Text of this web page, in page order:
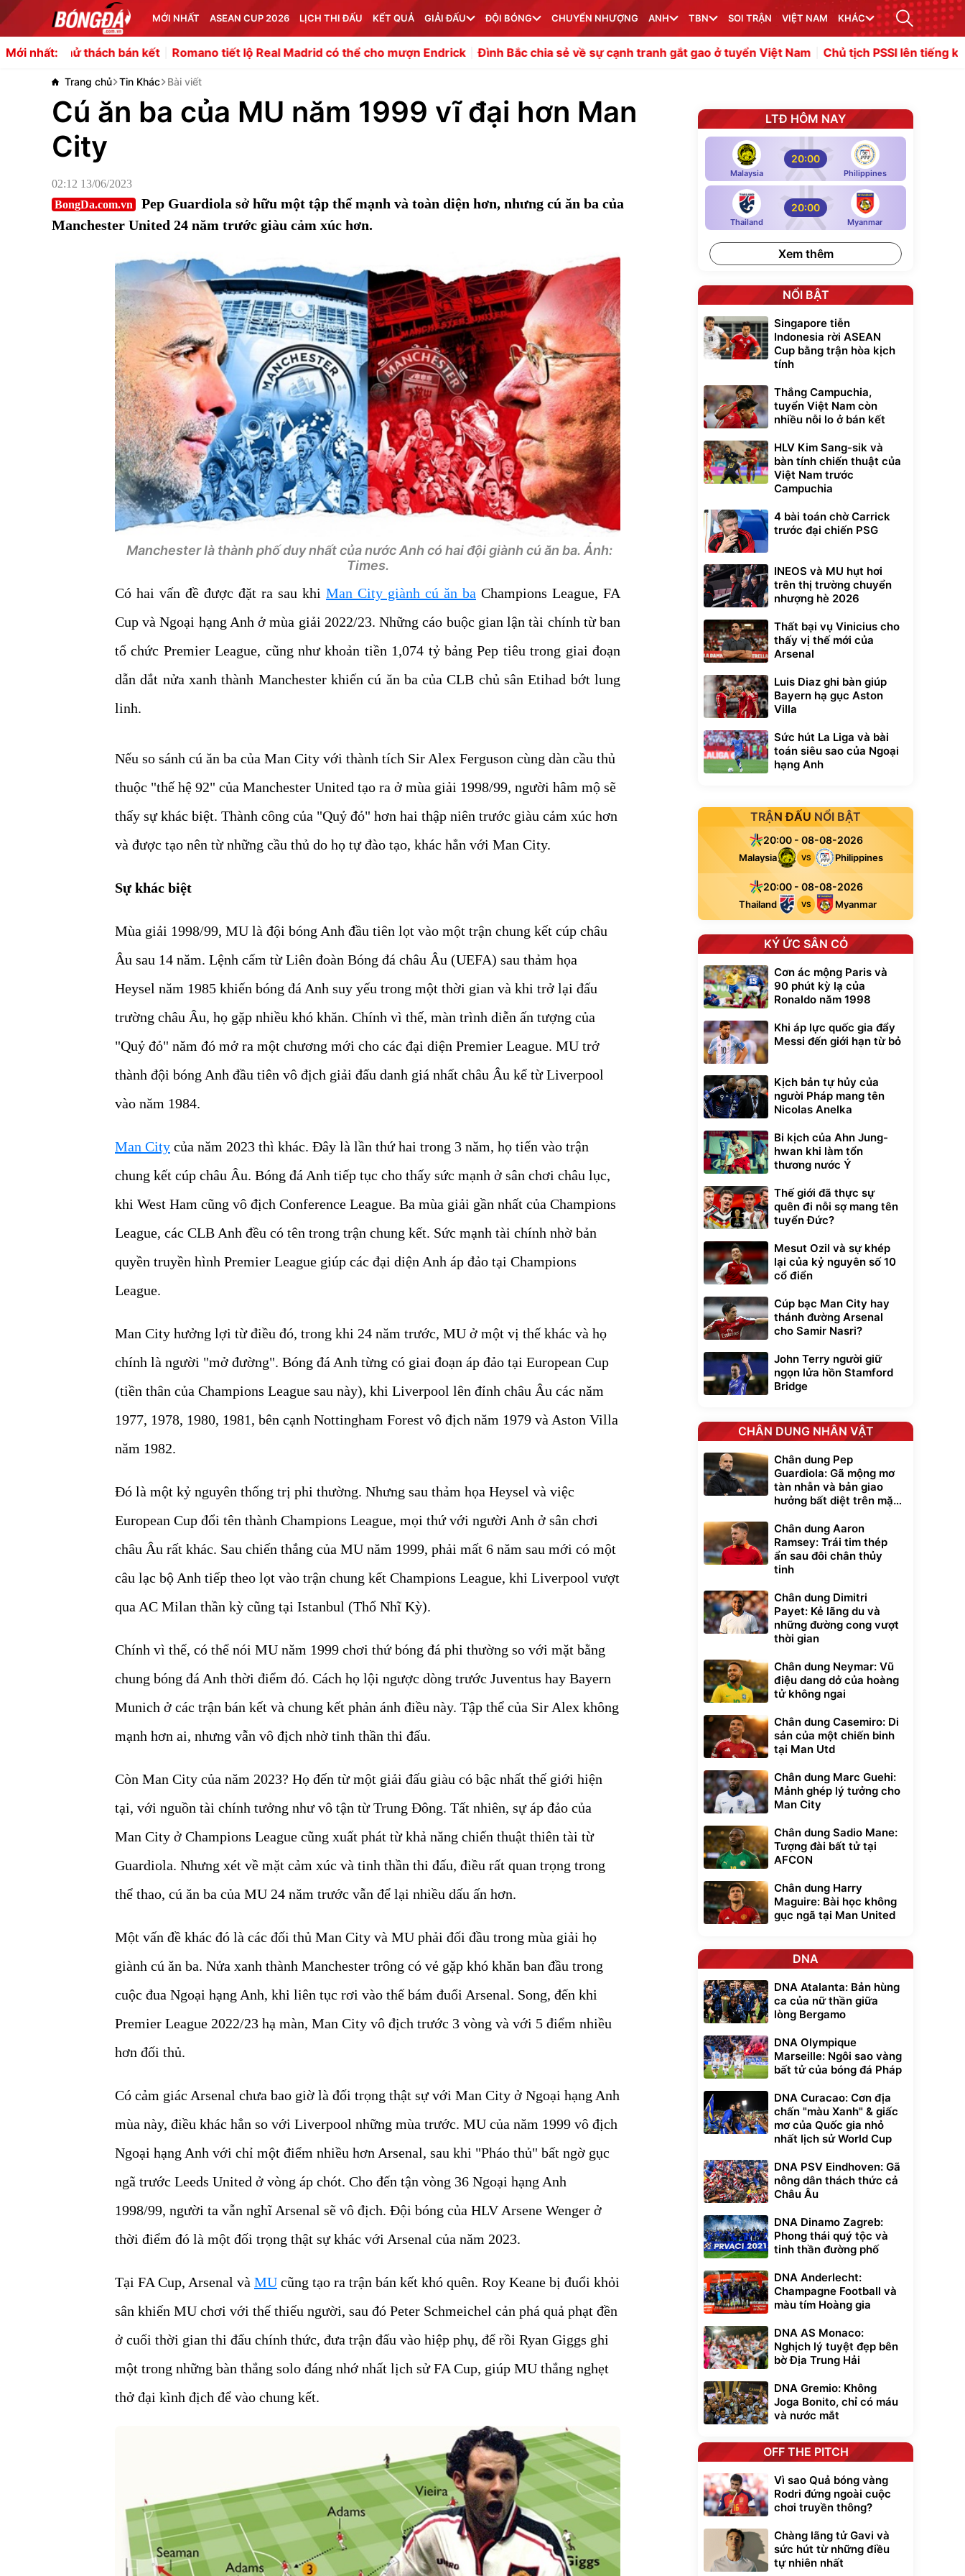
MỚI NHẤT ASEAN CUP 2026 LỊCH THI ĐẤU KẾT QUẢ GIẢI ĐẤU ĐỘI BÓNG CHUYỂN NHƯỢNG ANH TBN SOI TRẬN VIỆT NAM KHÁC
Mới nhất:
thách bán kết Romano tiết lộ Real Madrid có thể cho mượn Endrick Đình Bắc chia sẻ về sự cạnh tranh gắt gao ở tuyển Việt Nam Chủ tịch PSSI lên tiếng khi
Trang chủ Tin Khác Bài viết
Cú ăn ba của MU năm 1999 vĩ đại hơn Man
City
02:12 13/06/2023
BongDa.com.vn
Pep Guardiola sở hữu một tập thể mạnh và toàn diện hơn, nhưng cú ăn ba của
Manchester United 24 năm trước giàu cảm xúc hơn.
Manchester là thành phố duy nhất của nước Anh có hai đội giành cú ăn ba. Ảnh:
Times.
Có hai vấn đề được đặt ra sau khi Man City giành cú ăn ba Champions League, FA
Cup và Ngoại hạng Anh ở mùa giải 2022/23. Những cáo buộc gian lận tài chính từ ban
tổ chức Premier League, cũng như khoản tiền 1,074 tỷ bảng Pep tiêu trong giai đoạn
dẫn dắt nửa xanh thành Manchester khiến cú ăn ba của CLB chủ sân Etihad bớt lung
linh.
Nếu so sánh cú ăn ba của Man City với thành tích Sir Alex Ferguson cùng dàn cầu thủ
thuộc "thế hệ 92" của Manchester United tạo ra ở mùa giải 1998/99, người hâm mộ sẽ
thấy sự khác biệt. Thành công của "Quỷ đỏ" hơn hai thập niên trước giàu cảm xúc hơn
và được tạo nên từ những cầu thủ do họ tự đào tạo, khác hẳn với Man City.
Sự khác biệt
Mùa giải 1998/99, MU là đội bóng Anh đầu tiên lọt vào một trận chung kết cúp châu
Âu sau 14 năm. Lệnh cấm từ Liên đoàn Bóng đá châu Âu (UEFA) sau thảm họa
Heysel năm 1985 khiến bóng đá Anh suy yếu trong một thời gian và khi trở lại đấu
trường châu Âu, họ gặp nhiều khó khăn. Chính vì thế, màn trình diễn ấn tượng của
"Quỷ đỏ" năm đó mở ra một chương mới cho các đại diện Premier League. MU trở
thành đội bóng Anh đầu tiên vô địch giải đấu danh giá nhất châu Âu kể từ Liverpool
vào năm 1984.
Man City của năm 2023 thì khác. Đây là lần thứ hai trong 3 năm, họ tiến vào trận
chung kết cúp châu Âu. Bóng đá Anh tiếp tục cho thấy sức mạnh ở sân chơi châu lục,
khi West Ham cũng vô địch Conference League. Ba mùa giải gần nhất của Champions
League, các CLB Anh đều có tên trong trận chung kết. Sức mạnh tài chính nhờ bản
quyền truyền hình Premier League giúp các đại diện Anh áp đảo tại Champions
League.
Man City hưởng lợi từ điều đó, trong khi 24 năm trước, MU ở một vị thế khác và họ
chính là người "mở đường". Bóng đá Anh từng có giai đoạn áp đảo tại European Cup
(tiền thân của Champions League sau này), khi Liverpool lên đỉnh châu Âu các năm
1977, 1978, 1980, 1981, bên cạnh Nottingham Forest vô địch năm 1979 và Aston Villa
năm 1982.
Đó là một kỷ nguyên thống trị phi thường. Nhưng sau thảm họa Heysel và việc
European Cup đổi tên thành Champions League, mọi thứ với người Anh ở sân chơi
châu Âu rất khác. Sau chiến thắng của MU năm 1999, phải mất 6 năm sau mới có một
câu lạc bộ Anh tiếp theo lọt vào trận chung kết Champions League, khi Liverpool vượt
qua AC Milan thần kỳ cũng tại Istanbul (Thổ Nhĩ Kỳ).
Chính vì thế, có thể nói MU năm 1999 chơi thứ bóng đá phi thường so với mặt bằng
chung bóng đá Anh thời điểm đó. Cách họ lội ngược dòng trước Juventus hay Bayern
Munich ở các trận bán kết và chung kết phản ánh điều này. Tập thể của Sir Alex không
mạnh hơn ai, nhưng vẫn vô địch nhờ tinh thần thi đấu.
Còn Man City của năm 2023? Họ đến từ một giải đấu giàu có bậc nhất thế giới hiện
tại, với nguồn tài chính tưởng như vô tận từ Trung Đông. Tất nhiên, sự áp đảo của
Man City ở Champions League cũng xuất phát từ khả năng chiến thuật thiên tài từ
Guardiola. Nhưng xét về mặt cảm xúc và tinh thần thi đấu, điều rất quan trọng trong
thể thao, cú ăn ba của MU 24 năm trước vẫn để lại nhiều dấu ấn hơn.
Một vấn đề khác đó là các đối thủ Man City và MU phải đối đầu trong mùa giải họ
giành cú ăn ba. Nửa xanh thành Manchester trông có vẻ gặp khó khăn ban đầu trong
cuộc đua Ngoại hạng Anh, khi liên tục rơi vào thế bám đuổi Arsenal. Song, đến khi
Premier League 2022/23 hạ màn, Man City vô địch trước 3 vòng và với 5 điểm nhiều
hơn đối thủ.
Có cảm giác Arsenal chưa bao giờ là đối trọng thật sự với Man City ở Ngoại hạng Anh
mùa này, điều khác hẳn so với Liverpool những mùa trước. MU của năm 1999 vô địch
Ngoại hạng Anh với chỉ một điểm nhiều hơn Arsenal, sau khi "Pháo thủ" bất ngờ gục
ngã trước Leeds United ở vòng áp chót. Cho đến tận vòng 36 Ngoại hạng Anh
1998/99, người ta vẫn nghĩ Arsenal sẽ vô địch. Đội bóng của HLV Arsene Wenger ở
thời điểm đó là một đối trọng thật sự khác với Arsenal của năm 2023.
Tại FA Cup, Arsenal và MU cũng tạo ra trận bán kết khó quên. Roy Keane bị đuổi khỏi
sân khiến MU chơi với thế thiếu người, sau đó Peter Schmeichel cản phá quả phạt đền
ở cuối thời gian thi đấu chính thức, đưa trận đấu vào hiệp phụ, để rồi Ryan Giggs ghi
một trong những bàn thắng solo đáng nhớ nhất lịch sử FA Cup, giúp MU thắng nghẹt
thở đại kình địch để vào chung kết.
LTĐ HÔM NAY
Malaysia
20:00
Philippines
Thailand
20:00
Myanmar
Xem thêm
NỔI BẬT
Singapore tiễn
Indonesia rời ASEAN
Cup bằng trận hòa kịch
tính
Thắng Campuchia,
tuyển Việt Nam còn
nhiều nỗi lo ở bán kết
HLV Kim Sang-sik và
bàn tính chiến thuật của
Việt Nam trước
Campuchia
4 bài toán chờ Carrick
trước đại chiến PSG
INEOS và MU hụt hơi
trên thị trường chuyển
nhượng hè 2026
Thất bại vụ Vinicius cho
thấy vị thế mới của
Arsenal
Luis Diaz ghi bàn giúp
Bayern hạ gục Aston
Villa
Sức hút La Liga và bài
toán siêu sao của Ngoại
hạng Anh
TRẬN ĐẤU NỔI BẬT
20:00 - 08-08-2026
Malaysia VS Philippines
20:00 - 08-08-2026
Thailand VS Myanmar
KÝ ỨC SÂN CỎ
Cơn ác mộng Paris và
90 phút kỳ lạ của
Ronaldo năm 1998
Khi áp lực quốc gia đẩy
Messi đến giới hạn từ bỏ
Kịch bản tự hủy của
người Pháp mang tên
Nicolas Anelka
Bi kịch của Ahn Jung-
hwan khi làm tổn
thương nước Ý
Thế giới đã thực sự
quên đi nỗi sợ mang tên
tuyển Đức?
Mesut Ozil và sự khép
lại của kỷ nguyên số 10
cổ điển
Cúp bạc Man City hay
thánh đường Arsenal
cho Samir Nasri?
John Terry người giữ
ngọn lửa hồn Stamford
Bridge
CHÂN DUNG NHÂN VẬT
Chân dung Pep
Guardiola: Gã mộng mơ
tàn nhẫn và bản giao
hưởng bất diệt trên mặt
Chân dung Aaron
Ramsey: Trái tim thép
ẩn sau đôi chân thủy
tinh
Chân dung Dimitri
Payet: Kẻ lãng du và
những đường cong vượt
thời gian
Chân dung Neymar: Vũ
điệu dang dở của hoàng
tử không ngai
Chân dung Casemiro: Di
sản của một chiến binh
tại Man Utd
Chân dung Marc Guehi:
Mảnh ghép lý tưởng cho
Man City
Chân dung Sadio Mane:
Tượng đài bất tử tại
AFCON
Chân dung Harry
Maguire: Bài học không
gục ngã tại Man United
DNA
DNA Atalanta: Bản hùng
ca của nữ thần giữa
lòng Bergamo
DNA Olympique
Marseille: Ngôi sao vàng
bất tử của bóng đá Pháp
DNA Curacao: Cơn địa
chấn "màu Xanh" & giấc
mơ của Quốc gia nhỏ
nhất lịch sử World Cup
DNA PSV Eindhoven: Gã
nông dân thách thức cả
Châu Âu
DNA Dinamo Zagreb:
Phong thái quý tộc và
tinh thần đường phố
DNA Anderlecht:
Champagne Football và
màu tím Hoàng gia
DNA AS Monaco:
Nghịch lý tuyệt đẹp bên
bờ Địa Trung Hải
DNA Gremio: Không
Joga Bonito, chỉ có máu
và nước mắt
OFF THE PITCH
Vì sao Quả bóng vàng
Rodri đứng ngoài cuộc
chơi truyền thông?
Chàng lãng tử Gavi và
sức hút từ những điều
tự nhiên nhất